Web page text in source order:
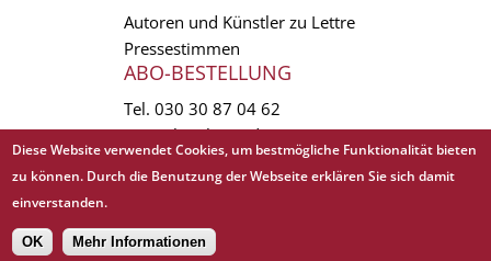
Autoren und Künstler zu Lettre
Pressestimmen
ABO-BESTELLUNG
Tel. 030 30 87 04 62
vertrieb(at)lettre.de
Copyright © 1988 - 2026 Lettre International. All rights reserved.
EXTRA
Sitemap 𝗳
Diese Website verwendet Cookies, um bestmögliche Funktionalität bieten
zu können. Durch die Benutzung der Webseite erklären Sie sich damit
einverstanden.
OK Mehr Informationen